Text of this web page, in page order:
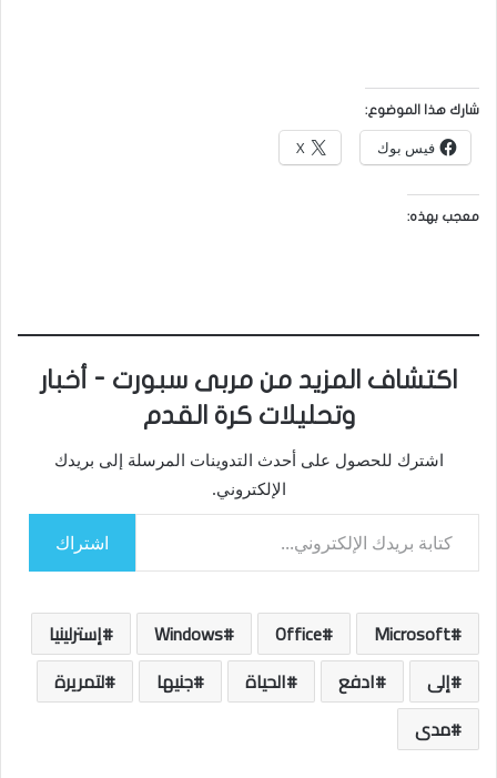
شارك هذا الموضوع:
فيس بوك X
معجب بهذه:
اكتشاف المزيد من مربى سبورت - أخبار
وتحليلات كرة القدم
اشترك للحصول على أحدث التدوينات المرسلة إلى بريدك
الإلكتروني.
كتابة بريدك الإلكتروني...
اشتراك
Microsoft
Office
Windows
إسترلينيا
إلى
ادفع الحياة جنيها
لتمريرة
مدى